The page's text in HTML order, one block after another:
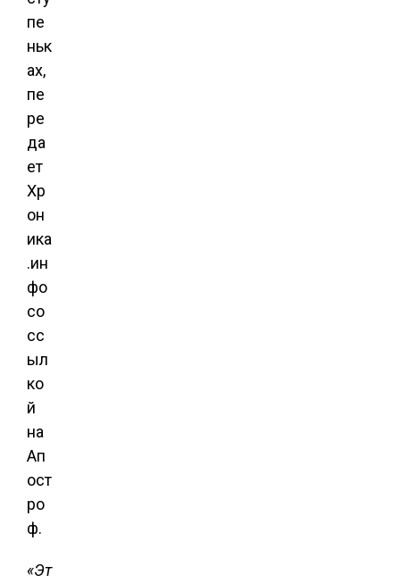
пе
ньк
ах,
пе
ре
да
ет
Хр
он
ика
.ин
фо
со
сс
ыл
ко
й
на
Ап
ост
ро
ф.
«Эт